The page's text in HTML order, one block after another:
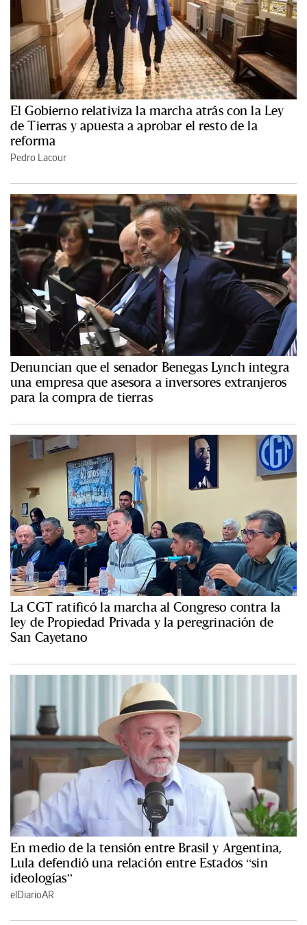
El Gobierno relativiza la marcha atrás con la Ley
de Tierras y apuesta a aprobar el resto de la
reforma
Pedro Lacour
Denuncian que el senador Benegas Lynch integra
una empresa que asesora a inversores extranjeros
para la compra de tierras
La CGT ratificó la marcha al Congreso contra la
ley de Propiedad Privada y la peregrinación de
San Cayetano
En medio de la tensión entre Brasil y Argentina,
Lula defendió una relación entre Estados “sin
ideologías”
elDiarioAR